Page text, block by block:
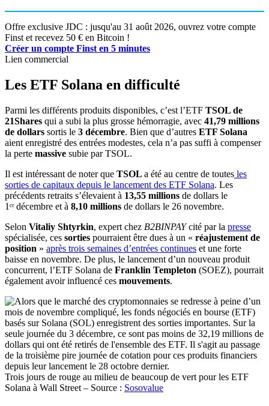
Offre exclusive JDC : jusqu'au 31 août 2026, ouvrez votre compte
Finst et recevez 50 € en Bitcoin !
Créer un compte Finst en 5 minutes
Lien commercial
Les ETF Solana en difficulté
Parmi les différents produits disponibles, c’est l’ETF TSOL de
21Shares qui a subi la plus grosse hémorragie, avec 41,79 millions
de dollars sortis le 3 décembre. Bien que d’autres ETF Solana
aient enregistré des entrées modestes, cela n’a pas suffi à compenser
la perte massive subie par TSOL.
Il est intéressant de noter que TSOL a été au centre de toutes les
sorties de capitaux depuis le lancement des ETF Solana. Les
précédents retraits s’élevaient à 13,55 millions de dollars le
1ᵉʳ décembre et à 8,10 millions de dollars le 26 novembre.
Selon Vitaliy Shtyrkin, expert chez B2BINPAYcité par la presse
spécialisée, ces sorties pourraient être dues à un « réajustement de
position » après trois semaines d’entrées continues et une forte
baisse en novembre. De plus, le lancement d’un nouveau produit
concurrent, l’ETF Solana de Franklin Templeton (SOEZ), pourrait
également avoir influencé ces mouvements.
Trois jours de rouge au milieu de beaucoup de vert pour les ETF
Solana à Wall Street – Source : Sosovalue